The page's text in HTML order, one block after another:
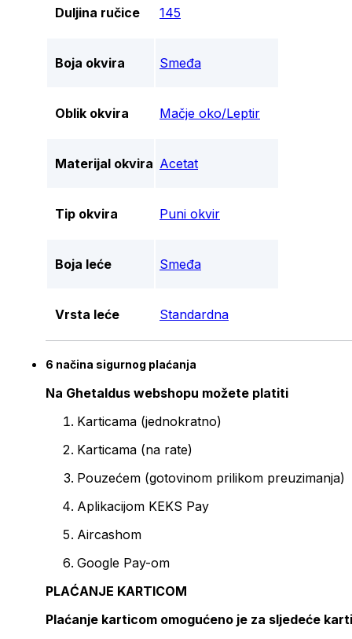
Duljina ručice 145
Boja okvira Smeđa
Oblik okvira Mačje oko/Leptir
Materijal okvira Acetat
Tip okvira Puni okvir
Boja leće Smeđa
Vrsta leće Standardna
6 načina sigurnog plaćanja
Na Ghetaldus webshopu možete platiti
Karticama (jednokratno)
Karticama (na rate)
Pouzećem (gotovinom prilikom preuzimanja)
Aplikacijom KEKS Pay
Aircashom
Google Pay-om
PLAĆANJE KARTICOM
Plaćanje karticom omogućeno je za sljedeće